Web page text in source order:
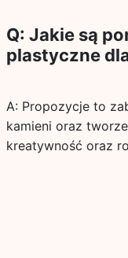
Q: Jakie są
plastyczne
A: Propozycje to
kamieni oraz
kreatywność oraz